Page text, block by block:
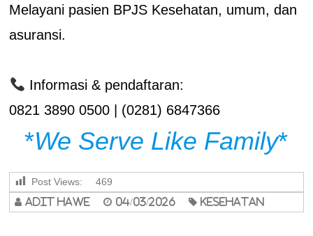
Melayani pasien BPJS Kesehatan, umum, dan
asuransi.
Informasi & pendaftaran:
0821 3890 0500 | (0281) 6847366
*We Serve Like Family*
Post Views: 469
adit hawe 04/03/2026 Kesehatan